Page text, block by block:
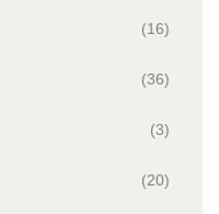
(16)
(36)
(3)
(20)